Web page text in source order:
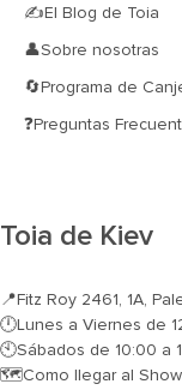
✍El Blog de Toia
👤Sobre nosotras
🔄Programa de
❓Preguntas
Toia de Kiev
📍Fitz Roy 2461, 1A,
🕛Lunes a Viernes de
🕙Sábados de 10:00 a
🗺️Como llegar al